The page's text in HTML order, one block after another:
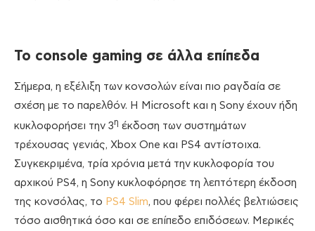
Το console gaming σε άλλα επίπεδα
Σήμερα, η εξέλιξη των κονσολών είναι πιο ραγδαία σε
σχέση με το παρελθόν. Η Microsoft και η Sony έχουν ήδη
κυκλοφορήσει την 3η έκδοση των συστημάτων
τρέχουσας γενιάς, Xbox One και PS4 αντίστοιχα.
Συγκεκριμένα, τρία χρόνια μετά την κυκλοφορία του
αρχικού PS4, η Sony κυκλοφόρησε τη λεπτότερη έκδοση
της κονσόλας, το PS4 Slim, που φέρει πολλές βελτιώσεις
τόσο αισθητικά όσο και σε επίπεδο επιδόσεων. Μερικές